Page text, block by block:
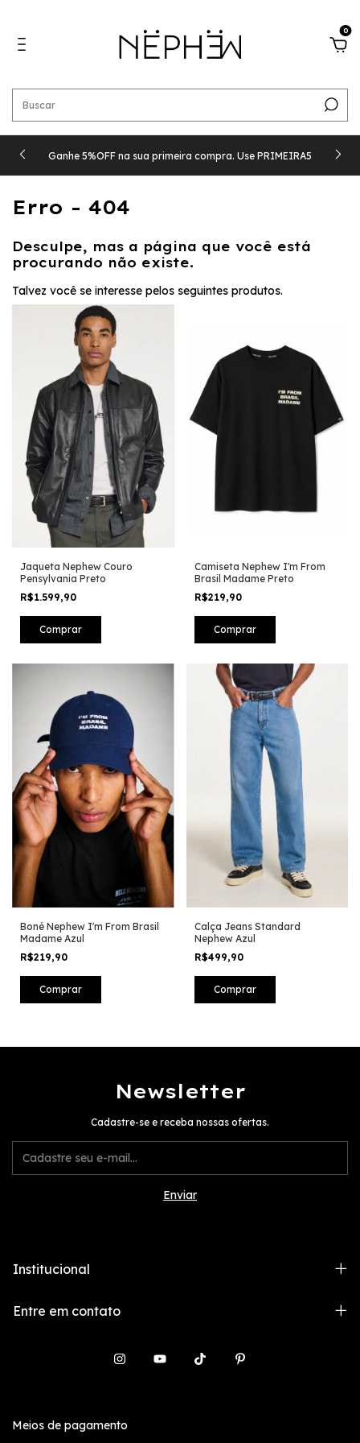
0
Ganhe 5%OFF na sua primeira compra. Use PRIMEIRA5
Erro - 404
Desculpe, mas a página que você está
procurando não existe.
Talvez você se interesse pelos seguintes produtos.
Jaqueta Nephew Couro
Pensylvania Preto
R$1.599,90
Comprar
Camiseta Nephew I'm From
Brasil Madame Preto
R$219,90
Comprar
Boné Nephew I'm From Brasil
Madame Azul
R$219,90
Comprar
Calça Jeans Standard
Nephew Azul
R$499,90
Comprar
Newsletter
Cadastre-se e receba nossas ofertas.
Institucional
Entre em contato
Meios de pagamento